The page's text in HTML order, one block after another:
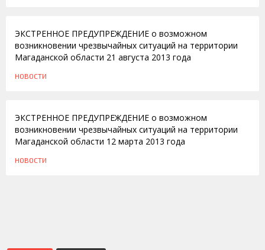
ЭКСТРЕННОЕ ПРЕДУПРЕЖДЕНИЕ о возможном
возникновении чрезвычайных ситуаций на территории
Магаданской области 21 августа 2013 года
НОВОСТИ
ЭКСТРЕННОЕ ПРЕДУПРЕЖДЕНИЕ о возможном
возникновении чрезвычайных ситуаций на территории
Магаданской области 12 марта 2013 года
НОВОСТИ